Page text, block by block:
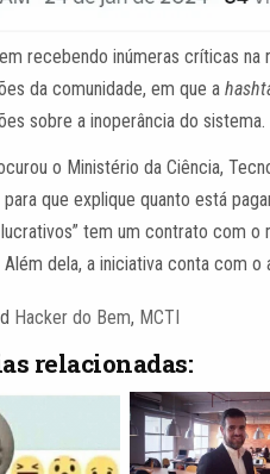
recebendo inúmeras críticas na
da comunidade, em que a
sobre a inoperância do sistema.
o Ministério da Ciência,
para que explique quanto está
lucrativos” tem um contrato com
Além dela, a iniciativa conta com
Hacker do Bem, MCTI
relacionadas: